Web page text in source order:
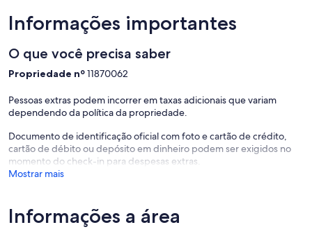
Informações importantes
O que você precisa saber
Propriedade nº11870062
Pessoas extras podem incorrer em taxas adicionais que variam
dependendo da política da propriedade.
Documento de identificação oficial com foto e cartão de crédito,
cartão de débito ou depósito em dinheiro podem ser exigidos no
momento do check-in para despesas extras.
Mostrar mais
Informações a área